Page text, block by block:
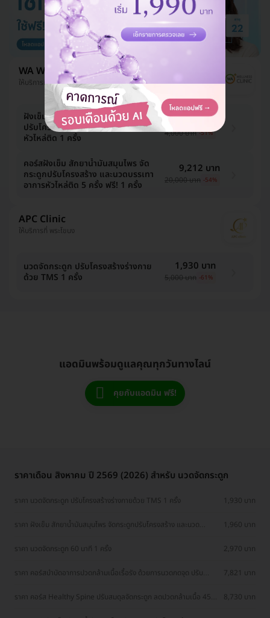
WA Wellness Clinic
ให้บริการที่ บางเขน
ฝังเข็ม สักยาน้ำมันสมุนไพร จัดกระดูก
ปรับโครงสร้าง และนวดบรรเทาอาการ
หัวไหล่ติด 1 ครั้ง
1,960 บาท
4,000 บาท -51%
คอร์สฝังเข็ม สักยาน้ำมันสมุนไพร จัด
กระดูกปรับโครงสร้าง และนวดบรรเทา
อาการหัวไหล่ติด 5 ครั้ง ฟรี! 1 ครั้ง
9,212 บาท
20,000 บาท -54%
APC Clinic
ให้บริการที่ พระโขนง
นวดจัดกระดูก ปรับโครงสร้างร่างกาย
ด้วย TMS 1 ครั้ง
1,930 บาท
5,000 บาท -61%
แอดมินพร้อมดูแลคุณทุกวันทางไลน์
คุยกับแอดมิน ฟรี!
ราคาเดือน สิงหาคม ปี 2569 (2026) สำหรับ นวดจัดกระดูก
ราคา นวดจัดกระดูก ปรับโครงสร้างร่างกายด้วย TMS 1 ครั้ง 1,930 บาท
ราคา ฝังเข็ม สักยาน้ำมันสมุนไพร จัดกระดูกปรับโครงสร้าง และนวด
1,960 บาท
ราคา นวดจัดกระดูก 60 นาที 1 ครั้ง 2,970 บาท
ราคา คอร์สบำบัดอาการปวดกล้ามเนื้อเรื้อรัง ด้วยการนวดกดจุด ปรับ
รักษาโรคปวดหลังเรื้อรัง หมอแวร์สมิงสหคลินิก
7,821 บาท
ราคา คอร์ส Healthy Spine ปรับสมดุลจัดกระดูก ลดปวดกล้ามเนื้อ 45
8,730 บาท